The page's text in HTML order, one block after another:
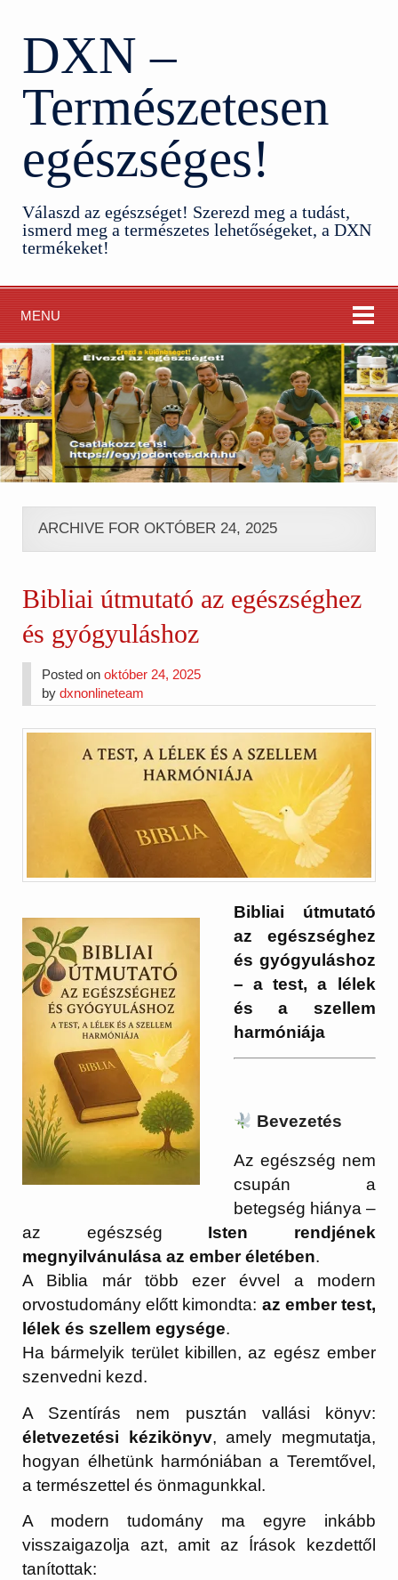
DXN –
Természetesen
egészséges!
Válaszd az egészséget! Szerezd meg a tudást,
ismerd meg a természetes lehetőségeket, a DXN
termékeket!
MENU
ARCHIVE FOR OKTÓBER 24, 2025
Bibliai útmutató az egészséghez
és gyógyuláshoz
Posted onoktóber 24, 2025
bydxnonlineteam
Bibliai útmutató
az egészséghez
és gyógyuláshoz
– a test, a lélek
és a szellem
harmóniája
Bevezetés
Az egészség nem
csupán a
betegség hiánya –
az egészség Isten rendjének
megnyilvánulása az ember életében.
A Biblia már több ezer évvel a modern
orvostudomány előtt kimondta: az ember test,
lélek és szellem egysége.
Ha bármelyik terület kibillen, az egész ember
szenvedni kezd.
A Szentírás nem pusztán vallási könyv:
életvezetési kézikönyv, amely megmutatja,
hogyan élhetünk harmóniában a Teremtővel,
a természettel és önmagunkkal.
A modern tudomány ma egyre inkább
visszaigazolja azt, amit az Írások kezdettől
tanítottak: